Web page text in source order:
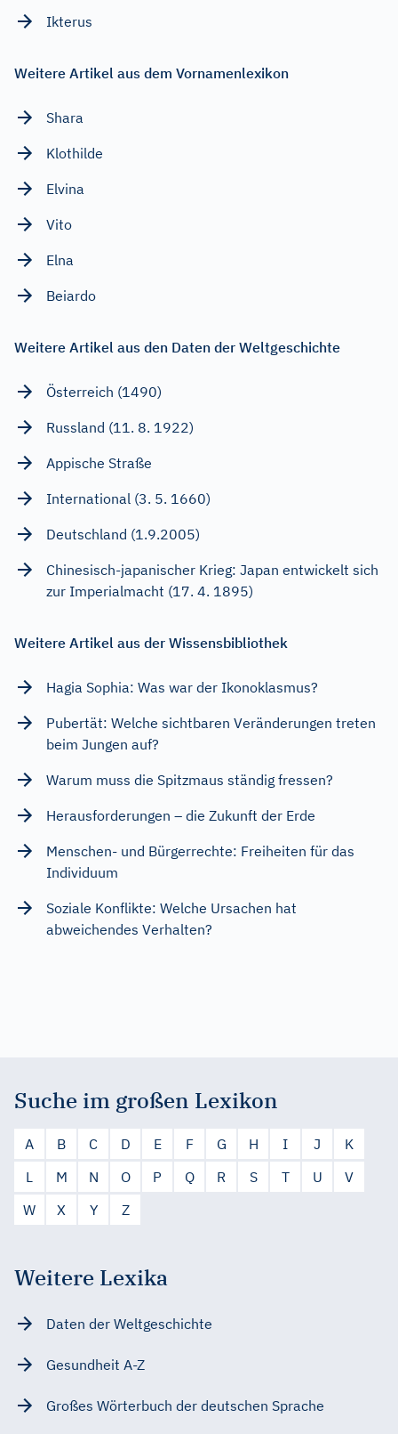
Ikterus
Weitere Artikel aus dem Vornamenlexikon
Shara
Klothilde
Elvina
Vito
Elna
Beiardo
Weitere Artikel aus den Daten der Weltgeschichte
Österreich (1490)
Russland (11. 8. 1922)
Appische Straße
International (3. 5. 1660)
Deutschland (1.9.2005)
Chinesisch-japanischer Krieg: Japan entwickelt sich
zur Imperialmacht (17. 4. 1895)
Weitere Artikel aus der Wissensbibliothek
Hagia Sophia: Was war der Ikonoklasmus?
Pubertät: Welche sichtbaren Veränderungen treten
beim Jungen auf?
Warum muss die Spitzmaus ständig fressen?
Herausforderungen – die Zukunft der Erde
Menschen- und Bürgerrechte: Freiheiten für das
Individuum
Soziale Konflikte: Welche Ursachen hat
abweichendes Verhalten?
Suche im großen Lexikon
A B C D E F G H I J
K
L
M N O P Q R S T U
V
W
X Y Z
Weitere Lexika
Daten der Weltgeschichte
Gesundheit A-Z
Großes Wörterbuch der deutschen Sprache